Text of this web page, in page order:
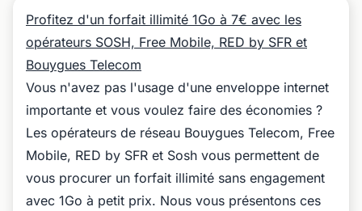
Profitez d'un forfait illimité 1Go à 7€ avec les
opérateurs SOSH, Free Mobile, RED by SFR et
Bouygues Telecom
Vous n'avez pas l'usage d'une enveloppe internet
importante et vous voulez faire des économies ?
Les opérateurs de réseau Bouygues Telecom, Free
Mobile, RED by SFR et Sosh vous permettent de
vous procurer un forfait illimité sans engagement
avec 1Go à petit prix. Nous vous présentons ces